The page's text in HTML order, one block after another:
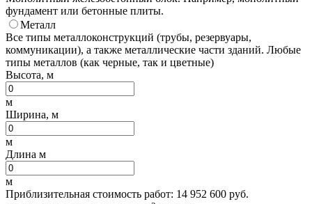
фундамент или бетонные плиты.
Металл
Все типы металлоконструкций (трубы, резервуары,
коммуникации), а также металлические части зданий. Любые
типы металлов (как черные, так и цветные)
Высота, м
м
Ширина, м
м
Длина м
м
Приблизительная стоимость работ: 14 952 600 руб.